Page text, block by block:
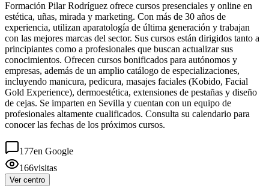
Formación Pilar Rodríguez ofrece cursos presenciales y online en
estética, uñas, mirada y marketing. Con más de 30 años de
experiencia, utilizan aparatología de última generación y trabajan
con las mejores marcas del sector. Sus cursos están dirigidos tanto a
principiantes como a profesionales que buscan actualizar sus
conocimientos. Ofrecen cursos bonificados para autónomos y
empresas, además de un amplio catálogo de especializaciones,
incluyendo manicura, pedicura, masajes faciales (Kobido, Facial
Gold Experience), dermoestética, extensiones de pestañas y diseño
de cejas. Se imparten en Sevilla y cuentan con un equipo de
profesionales altamente cualificados. Consulta su calendario para
conocer las fechas de los próximos cursos.
177en Google
166visitas
Ver centro